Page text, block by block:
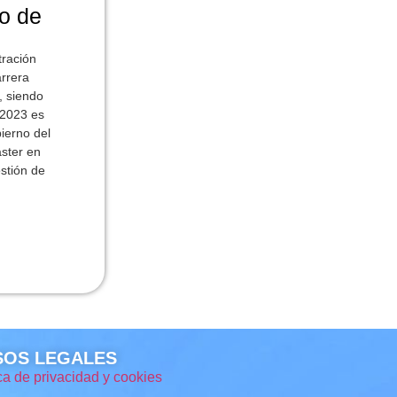
de
siendo
es
del
en
de
LEGALES
de privacidad y cookies